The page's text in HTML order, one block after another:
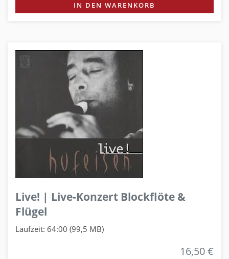
IN DEN WARENKORB
Live! | Live-Konzert Blockflöte &
Flügel
Laufzeit: 64:00 (99,5 MB)
16,50 €